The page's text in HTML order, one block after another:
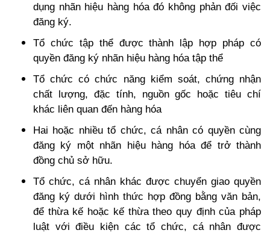
dụng nhãn hiệu hàng hóa đó không phản đối việc
đăng ký.
Tổ chức tập thể được thành lập hợp pháp có
quyền đăng ký nhãn hiệu hàng hóa tập thể
Tổ chức có chức năng kiểm soát, chứng nhận
chất lượng, đặc tính, nguồn gốc hoặc tiêu chí
khác liên quan đến hàng hóa
Hai hoặc nhiều tổ chức, cá nhân có quyền cùng
đăng ký một nhãn hiệu hàng hóa để trở thành
đồng chủ sở hữu.
Tổ chức, cá nhân khác được chuyển giao quyền
đăng ký dưới hình thức hợp đồng bằng văn bản,
để thừa kế hoặc kế thừa theo quy định của pháp
luật với điều kiện các tổ chức, cá nhân được